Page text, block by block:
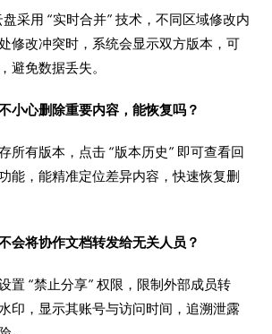
采用 “实时合并” 技术，不同区域修改内
修改冲突时，系统会显示双方版本，可
避免数据丢失。
小心删除重要内容，能恢复吗？
所有版本，点击 “版本历史” 即可查看回
能，能精准定位差异内容，快速恢复删
会将协作文档转发给无关人员？
置 “禁止分享” 权限，限制外部成员转
印，显示其账号与访问时间，追溯泄露